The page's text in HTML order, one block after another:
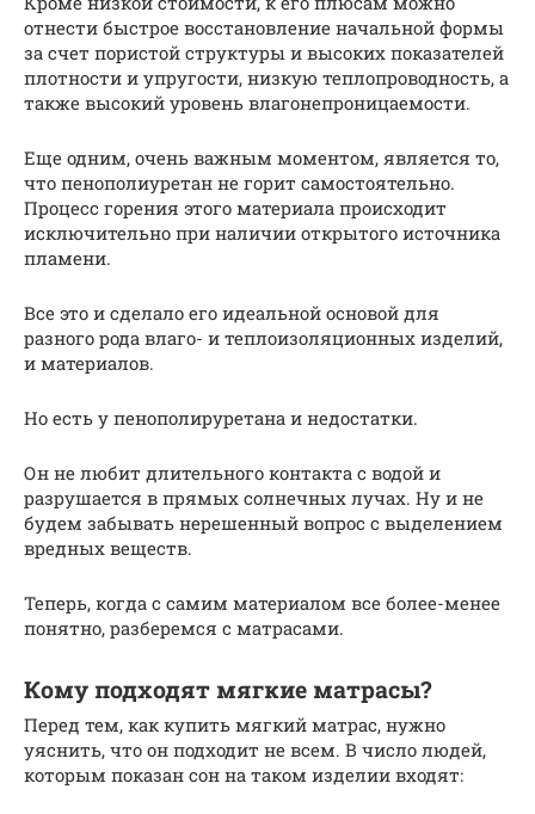
отнести быстрое восстановление начальной формы
за cчет пористой структуры и высоких показателей
плотности и упругости, низкую теплопроводность, а
также высокий уровень влагонепроницаемости.
Еще одним, очень важным моментом, является то,
что пенополиуретан не горит самостоятельно.
Процесс горения этого материала происходит
исключительно при наличии открытого источника
пламени.
Все это и сделало его идеальной основой для
разного рода влаго- и теплоизоляционных изделий,
и материалов.
Но есть у пенополируретана и недостатки.
Он не любит длительного контакта с водой и
разрушается в прямых солнечных лучах. Ну и не
будем забывать нерешенный вопрос с выделением
вредных веществ.
Теперь, когда с самим материалом все более-менее
понятно, разберемся с матрасами.
Кому подходят мягкие матрасы?
Перед тем, как купить мягкий матрас, нужно
уяснить, что он подходит не всем. В число людей,
которым показан сон на таком изделии входят: